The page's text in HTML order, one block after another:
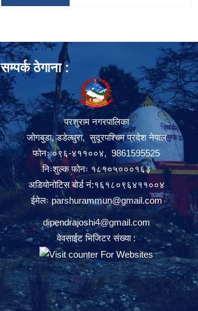
सम्पर्क ठेगाना :
परशुराम नगरपालिका
जोगबुडा, डडेल्धुरा, सुदूरपश्चिम प्रदेश नेपाल
फोनः ०९६-४११००४, 9861595525
निःशुल्क फोनः १८१०५०००१६३
अडियोनोटिस बोर्ड नं:१६१८०९६४११००४
ईमेलः parshurammun@gmail.com
dipendrajoshi4@gmail.com
वेवसाईट भिजिटर संख्या :